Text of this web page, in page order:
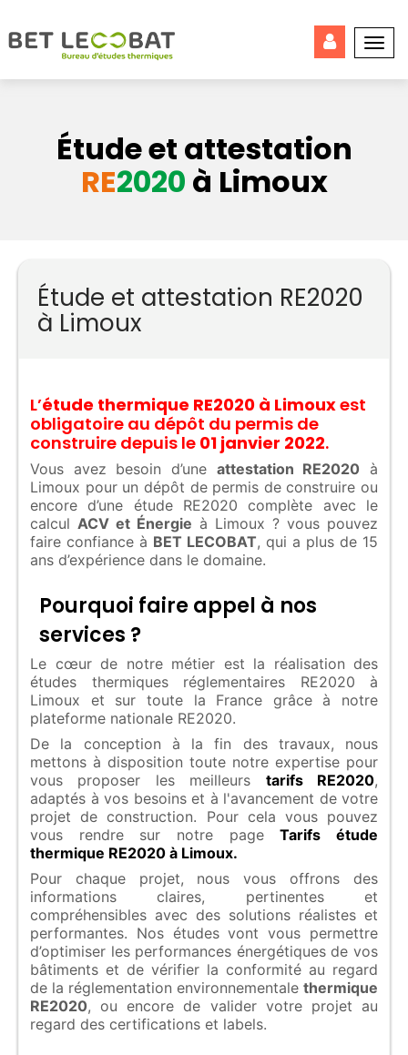
Étude et attestation
RE2020 à Limoux
Étude et attestation RE2020
à Limoux
L’étude thermique RE2020 à Limouxest
obligatoire au dépôt du permis de
construire depuis le 01 janvier 2022.
Vous avez besoin d’une attestation RE2020 à
Limoux pour un dépôt de permis de construire ou
encore d’une étude RE2020 complète avec le
calcul ACV et Énergie à Limoux ? vous pouvez
faire confiance à BET LECOBAT, qui a plus de 15
ans d’expérience dans le domaine.
Pourquoi faire appel à nos
services ?
Le cœur de notre métier est la réalisation des
études thermiques réglementaires RE2020 à
Limoux et sur toute la France grâce à notre
plateforme nationale RE2020.
De la conception à la fin des travaux, nous
mettons à disposition toute notre expertise pour
vous proposer les meilleurs tarifs RE2020,
adaptés à vos besoins et à l'avancement de votre
projet de construction. Pour cela vous pouvez
vous rendre sur notre pageTarifs étude
thermique RE2020 à Limoux.
Pour chaque projet, nous vous offrons des
informations claires, pertinentes et
compréhensibles avec des solutions réalistes et
performantes. Nos études vont vous permettre
d’optimiser les performances énergétiques de vos
bâtiments et de vérifier la conformité au regard
de la réglementation environnementale thermique
RE2020, ou encore de valider votre projet au
regard des certifications et labels.